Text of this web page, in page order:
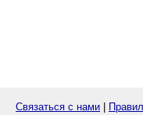
Связаться с нами